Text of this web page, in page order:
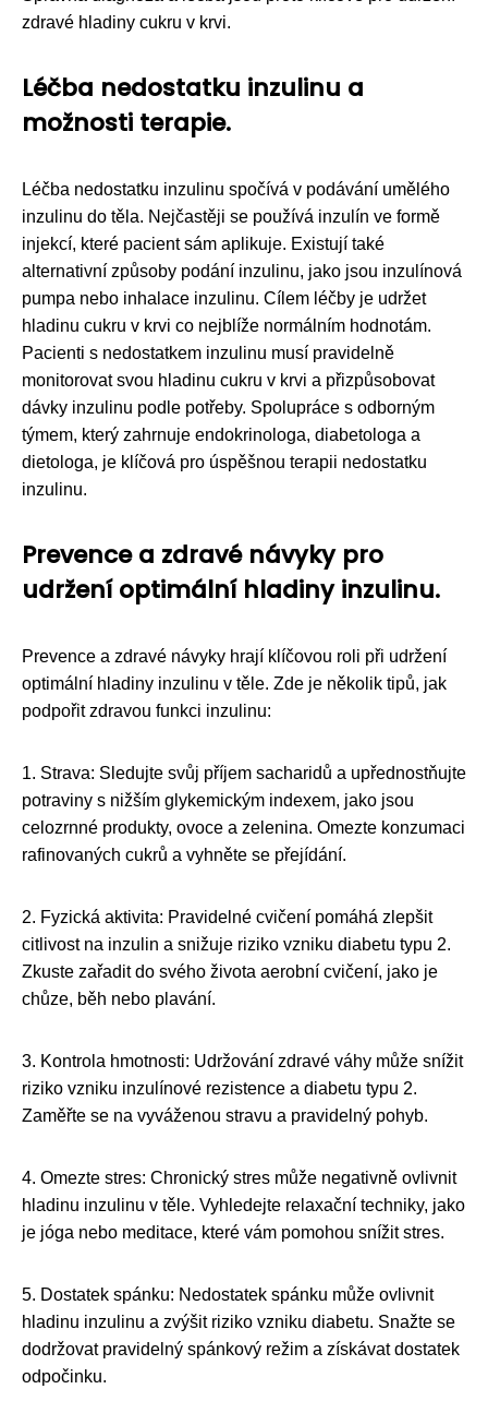
zdravé hladiny cukru v krvi.
Léčba nedostatku inzulinu a
možnosti terapie.
Léčba nedostatku inzulinu spočívá v podávání umělého
inzulinu do těla. Nejčastěji se používá inzulín ve formě
injekcí, které pacient sám aplikuje. Existují také
alternativní způsoby podání inzulinu, jako jsou inzulínová
pumpa nebo inhalace inzulinu. Cílem léčby je udržet
hladinu cukru v krvi co nejblíže normálním hodnotám.
Pacienti s nedostatkem inzulinu musí pravidelně
monitorovat svou hladinu cukru v krvi a přizpůsobovat
dávky inzulinu podle potřeby. Spolupráce s odborným
týmem, který zahrnuje endokrinologa, diabetologa a
dietologa, je klíčová pro úspěšnou terapii nedostatku
inzulinu.
Prevence a zdravé návyky pro
udržení optimální hladiny inzulinu.
Prevence a zdravé návyky hrají klíčovou roli při udržení
optimální hladiny inzulinu v těle. Zde je několik tipů, jak
podpořit zdravou funkci inzulinu:
1. Strava: Sledujte svůj příjem sacharidů a upřednostňujte
potraviny s nižším glykemickým indexem, jako jsou
celozrnné produkty, ovoce a zelenina. Omezte konzumaci
rafinovaných cukrů a vyhněte se přejídání.
2. Fyzická aktivita: Pravidelné cvičení pomáhá zlepšit
citlivost na inzulin a snižuje riziko vzniku diabetu typu 2.
Zkuste zařadit do svého života aerobní cvičení, jako je
chůze, běh nebo plavání.
3. Kontrola hmotnosti: Udržování zdravé váhy může snížit
riziko vzniku inzulínové rezistence a diabetu typu 2.
Zaměřte se na vyváženou stravu a pravidelný pohyb.
4. Omezte stres: Chronický stres může negativně ovlivnit
hladinu inzulinu v těle. Vyhledejte relaxační techniky, jako
je jóga nebo meditace, které vám pomohou snížit stres.
5. Dostatek spánku: Nedostatek spánku může ovlivnit
hladinu inzulinu a zvýšit riziko vzniku diabetu. Snažte se
dodržovat pravidelný spánkový režim a získávat dostatek
odpočinku.